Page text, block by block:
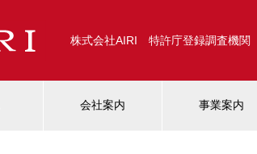
株式会社AIRI 特許庁登録調査機関
会社案内 事業案内